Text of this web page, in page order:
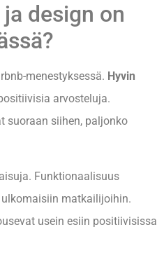
design on
menestyksessä. Hyvin
arvosteluja.
suoraan siihen, paljonko
Funktionaalisuus
matkailijoihin.
usein esiin positiivisissa